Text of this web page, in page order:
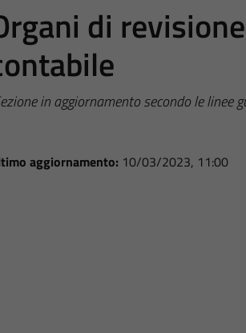
di
in aggiornamento secondo le linee
aggiornamento: 10/03/2023, 11:00